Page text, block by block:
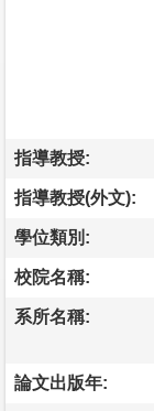
指導教授:
指導教授(外文):
學位類別:
校院名稱:
系所名稱:
論文出版年: